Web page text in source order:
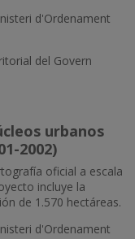
d'Ordenament
del Govern
urbanos
2002)
oficial a escala
incluye la
de 1.570 hectáreas.
d'Ordenament